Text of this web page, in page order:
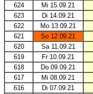
624
Mi 15.09.21
623
Di 14.09.21
622
Mo 13.09.21
621
So 12.09.21
620
Sa 11.09.21
619
Fr 10.09.21
618
Do 09.09.21
617
Mi 08.09.21
616
Di 07.09.21